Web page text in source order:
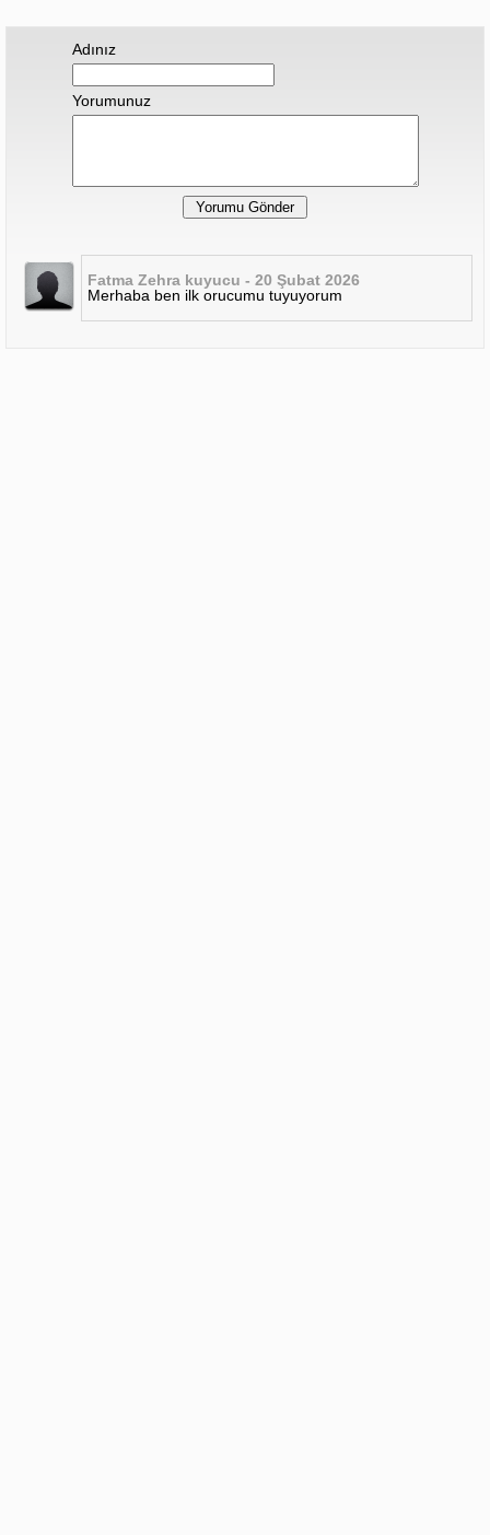
Adınız
Yorumunuz
Fatma Zehra kuyucu - 20 Şubat 2026
Merhaba ben ilk orucumu tuyuyorum